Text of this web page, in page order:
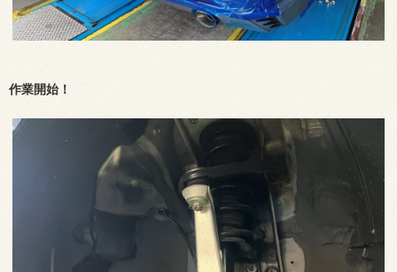
作業開始！